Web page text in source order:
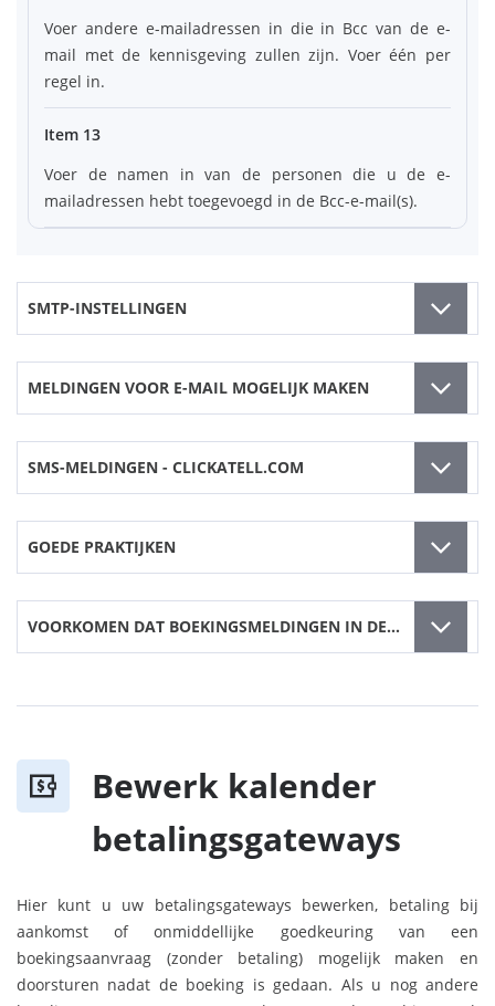
Voer andere e-mailadressen in die in Bcc van de e-
mail met de kennisgeving zullen zijn. Voer één per
regel in.
Item 13
Voer de namen in van de personen die u de e-
mailadressen hebt toegevoegd in de Bcc-e-mail(s).
SMTP-INSTELLINGEN
MELDINGEN VOOR E-MAIL MOGELIJK MAKEN
SMS-MELDINGEN - CLICKATELL.COM
GOEDE PRAKTIJKEN
VOORKOMEN DAT BOEKINGSMELDINGEN IN DE MAP SPAM IN GMAIL TERECHTKOMEN
Bewerk kalender
betalingsgateways
Hier kunt u uw betalingsgateways bewerken, betaling bij
aankomst of onmiddellijke goedkeuring van een
boekingsaanvraag (zonder betaling) mogelijk maken en
doorsturen nadat de boeking is gedaan. Als u nog andere